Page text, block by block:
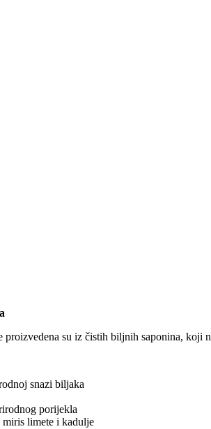
su iz čistih biljnih saponina, koji
snazi biljaka
porijekla
miris limete i kadulje